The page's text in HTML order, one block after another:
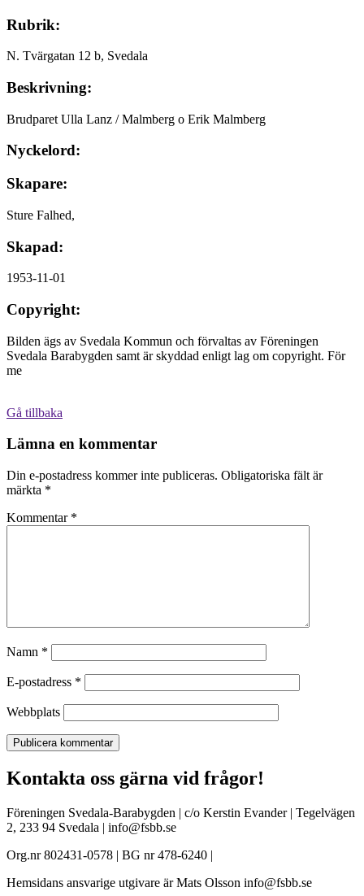
Rubrik:
N. Tvärgatan 12 b, Svedala
Beskrivning:
Brudparet Ulla Lanz / Malmberg o Erik Malmberg
Nyckelord:
Skapare:
Sture Falhed,
Skapad:
1953-11-01
Copyright:
Bilden ägs av Svedala Kommun och förvaltas av Föreningen
Svedala Barabygden samt är skyddad enligt lag om copyright. För
me
Gå tillbaka
Lämna en kommentar
Din e-postadress kommer inte publiceras. Obligatoriska fält är
märkta *
Kommentar *
Namn *
E-postadress *
Webbplats
Kontakta oss gärna vid frågor!
Föreningen Svedala-Barabygden | c/o Kerstin Evander | Tegelvägen
2, 233 94 Svedala | info@fsbb.se
Org.nr 802431-0578 | BG nr 478-6240 |
Hemsidans ansvarige utgivare är Mats Olsson info@fsbb.se